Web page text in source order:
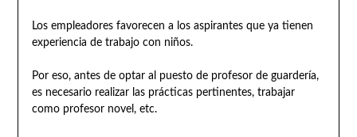
Los empleadores favorecen a los aspirantes que ya tienen
experiencia de trabajo con niños.
Por eso, antes de optar al puesto de profesor de guardería,
es necesario realizar las prácticas pertinentes, trabajar
como profesor novel, etc.